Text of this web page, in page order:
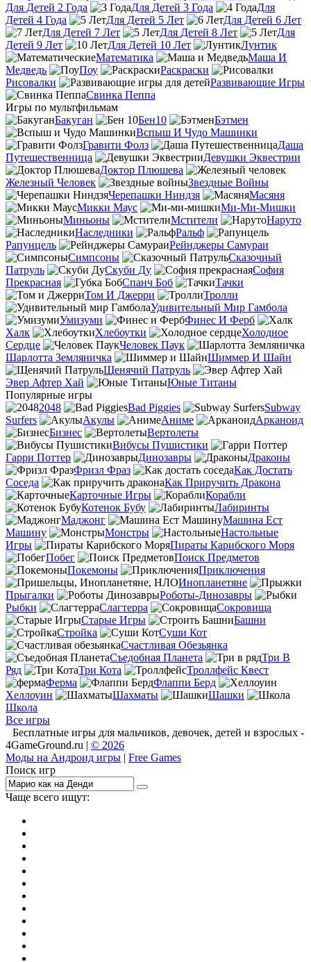
Для Детей 2 Года
Для Детей 3 Года
Для
Детей 4 Года
Для Детей 5 Лет
Для Детей 6 Лет
Для Детей 7 Лет
Для Детей 8 Лет
Для
Детей 9 Лет
Для Детей 10 Лет
Лунтик
Математика
Маша И
Медведь
Поу
Раскраски
Рисовалки
Развивающие Игры
Свинка Пеппа
Игры по мультфильмам
Бакуган
Бен10
Бэтмен
Вспыш И Чудо Машинки
Гравити Фолз
Даша
Путешественница
Девушки Эквестрии
Доктор Плюшева
Железный Человек
Звездные Войны
Черепашки Ниндзя
Масяня
Микки Маус
Ми-Ми-Мишки
Миньоны
Мстители
Наруто
Наследники
Ральф
Рапунцель
Рейнджеры Самураи
Симпсоны
Сказочный
Патруль
Скуби Ду
София
Прекрасная
Спанч Боб
Тачки
Том И Джерри
Тролли
Удивительный Мир Гамбола
Умизуми
Финес И Ферб
Халк
Хлебоутки
Холодное
Сердце
Человек Паук
Шарлотта Земляничка
Шиммер И Шайн
Щенячий Патруль
Эвер Афтер Хай
Юные Титаны
Популярные игры
2048
Bad Piggies
Subway
Surfers
Акулы Аниме
Арканоид
Бизнес
Вертолеты
Вибусы Пушистики
Гарри Поттер
Динозавры
Драконы
Фризл Фраз
Как Достать
Соседа
Как Приручить Дракона
Карточные Игры
Корабли
Котенок Бубу
Лабиринты
Маджонг
Машина Ест
Машину
Монстры
Настольные
Игры
Пираты Карибского Моря
Побег
Поиск Предметов
Покемоны
Приключения
Инопланетяне
Прыгалки
Роботы-Динозавры
Рыбки
Слагтерра
Сокровища
Старые Игры
Башни
Стройка
Суши Кот
Счастливая Обезьянка
Съедобная Планета
Три В
Ряд
Три Кота
Троллфейс Квест
Ферма
Флаппи Берд
Хеллоуин
Шахматы
Шашки
Школа
Все игры
Бесплатные игры для мальчиков, девочек, детей и взрослых -
4GameGround.ru | © 2026
Моды на Андроид игры | Free Games
Поиск игр
Чаще всего ищут: